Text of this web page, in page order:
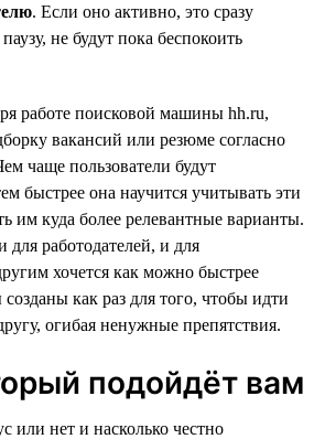
. Если оно активно, это сразу
не будут пока беспокоить
работе поисковой машины hh.ru,
вакансий или резюме согласно
чаще пользователи будут
быстрее она научится учитывать эти
им куда более релевантные варианты.
работодателей, и для
хочется как можно быстрее
как раз для того, чтобы идти
огибая ненужные препятствия.
подойдёт вам
или нет и насколько честно